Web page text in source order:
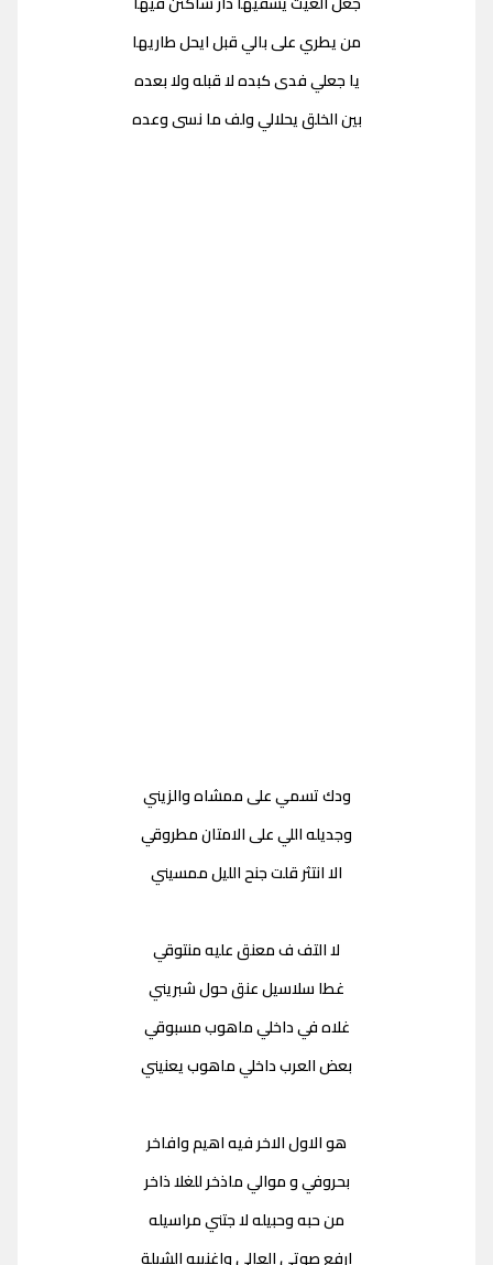
من يطري على بالي قبل ايحل طاريها
يا جعلي فدى كبده لا قبله ولا بعده
بين الخلق يحلالي ولف ما نسى وعده
ودك تسمي على ممشاه والزيني
وجديله اللي على الامتان مطروقي
الا انتثر قلت جنح الليل ممسيني
لا التف ف معنق عليه منتوقي
غطا سلاسيل عنق حول شبريني
غلاه في داخلي ماهوب مسبوقي
بعض العرب داخلي ماهوب يعنيني
هو الاول الاخر فيه اهيم وافاخر
بحروفي و موالي ماذخر للغلا ذاخر
من حبه وحبيله لا جتني مراسيله
ارفع صوتي العالي واغنيبه الشيلة